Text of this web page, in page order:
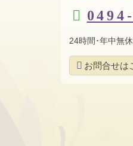
メモ
父
24時間･年中無休
お問合せは